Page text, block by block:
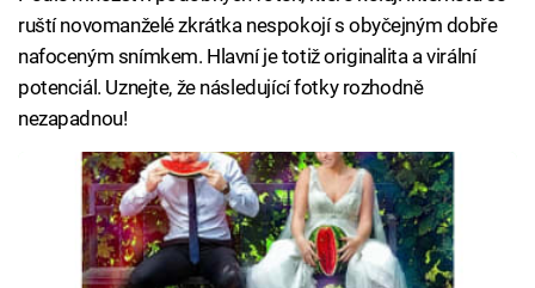
ruští novomanželé zkrátka nespokojí s obyčejným dobře
nafoceným snímkem. Hlavní je totiž originalita a virální
potenciál. Uznejte, že následující fotky rozhodně
nezapadnou!